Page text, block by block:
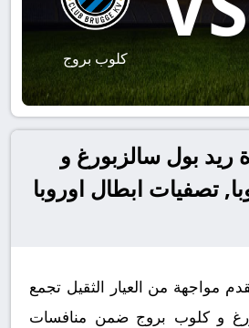
كلوب بروج
ريد بول سالزبورغ و
تصفيات ابطال اوروبا
مواجهة من العيار الثقيل تجمع
و كلوب بروج ضمن منافسات